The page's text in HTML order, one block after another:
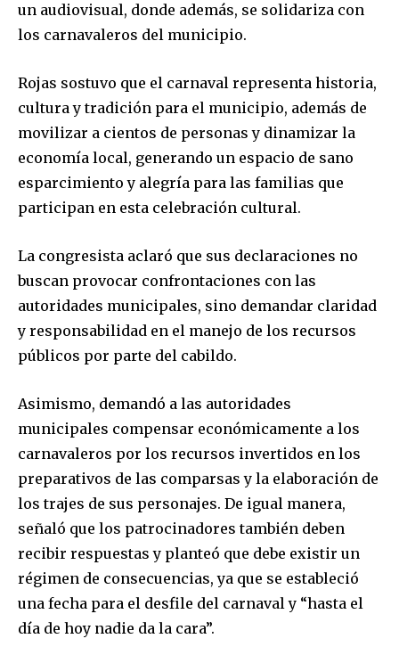
un audiovisual, donde además, se solidariza con
los carnavaleros del municipio.
Rojas sostuvo que el carnaval representa historia,
cultura y tradición para el municipio, además de
movilizar a cientos de personas y dinamizar la
economía local, generando un espacio de sano
esparcimiento y alegría para las familias que
participan en esta celebración cultural.
La congresista aclaró que sus declaraciones no
buscan provocar confrontaciones con las
autoridades municipales, sino demandar claridad
y responsabilidad en el manejo de los recursos
públicos por parte del cabildo.
Asimismo, demandó a las autoridades
municipales compensar económicamente a los
carnavaleros por los recursos invertidos en los
preparativos de las comparsas y la elaboración de
los trajes de sus personajes. De igual manera,
señaló que los patrocinadores también deben
recibir respuestas y planteó que debe existir un
régimen de consecuencias, ya que se estableció
una fecha para el desfile del carnaval y “hasta el
día de hoy nadie da la cara”.